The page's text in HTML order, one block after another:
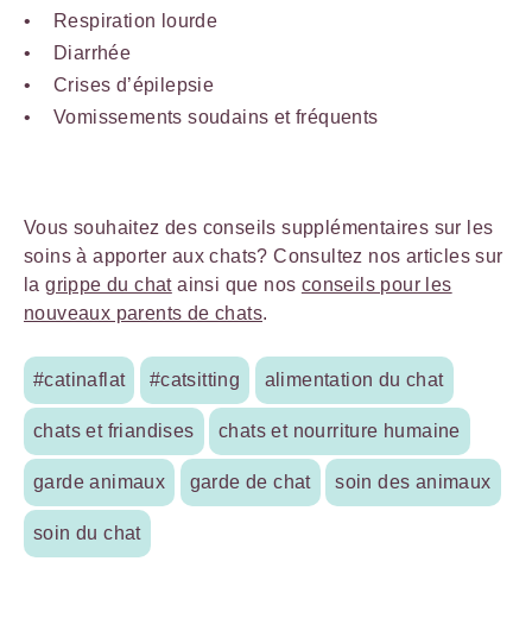
Respiration lourde
Diarrhée
Crises d’épilepsie
Vomissements soudains et fréquents
Vous souhaitez des conseils supplémentaires sur les
soins à apporter aux chats? Consultez nos articles sur
lagrippe du chatainsi que nos conseils pour les
nouveaux parents de chats.
#catinaflat #catsitting alimentation du chat
chats et friandises chats et nourriture humaine
garde animaux garde de chat soin des animaux
soin du chat